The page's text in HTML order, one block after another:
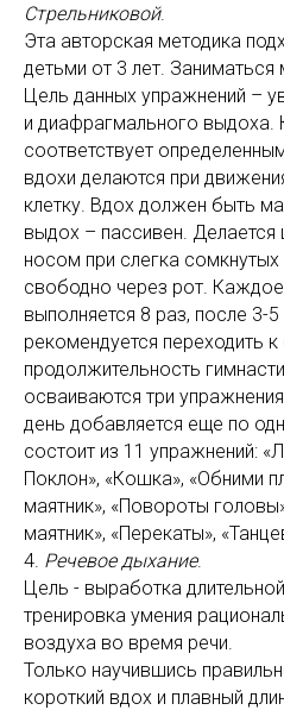
Стрельниковой.
Эта авторская методика
детьми от 3 лет.
Цель данных упражнений –
и диафрагмального
соответствует
вдохи делаются при
клетку. Вдох должен быть
выдох – пассивен.
носом при слегка
свободно через рот.
выполняется 8 раз, после 3-
рекомендуется переходить
продолжительность
осваиваются три
день добавляется еще по
состоит из 11 упражнений:
Поклон», «Кошка», «Обними
маятник», «Повороты
маятник», «Перекаты»,
4. Речевое дыхание.
Цель - выработка
тренировка умения
воздуха во время речи.
Только научившись
короткий вдох и плавный